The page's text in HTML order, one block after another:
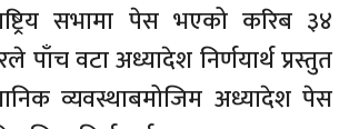
सभामा पेस भएको करिब ३४
पाँच वटा अध्यादेश निर्णयार्थ प्रस्तुत
व्यवस्थाबमोजिम अध्यादेश पेस